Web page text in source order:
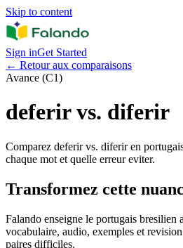
Skip to content
Sign inGet Started
← Retour aux comparaisons
Avance (C1)
deferir vs. diferir
Comparez deferir vs. diferir en
chaque mot et quelle erreur eviter.
Transformez cette
Falando enseigne le portugais bresilien
vocabulaire, audio, exemples et
paires difficiles.